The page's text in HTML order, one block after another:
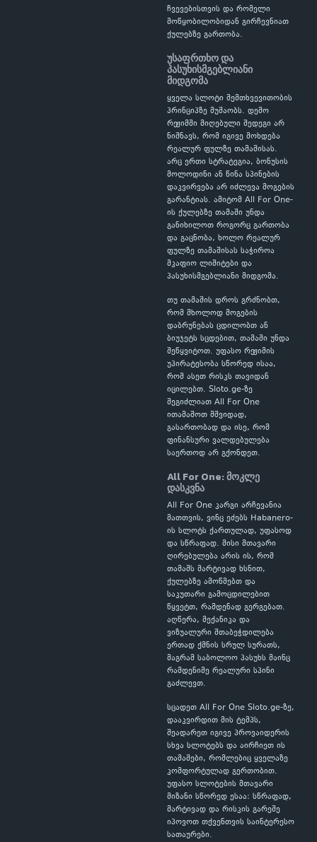
ჩვევებისთვის და რომელი
მოწყობილობიდან გირჩევნიათ
ქულებზე გართობა.
უსაფრთხო და
პასუხისმგებლიანი
მიდგომა
ყველა სლოტი შემთხვევითობის
პრინციპზე მუშაობს. დემო
რეჟიმში მიღებული შედეგი არ
ნიშნავს, რომ იგივე მოხდება
რეალურ ფულზე თამაშისას.
არც ერთი სტრატეგია, ბონუსის
მოლოდინი ან წინა სპინების
დაკვირვება არ იძლევა მოგების
გარანტიას. ამიტომ All For One-
ის ქულებზე თამაში უნდა
განიხილოთ როგორც გართობა
და გაცნობა, ხოლო რეალურ
ფულზე თამაშისას საჭიროა
მკაფიო ლიმიტები და
პასუხისმგებლიანი მიდგომა.
თუ თამაშის დროს გრძნობთ,
რომ მხოლოდ მოგების
დაბრუნებას ცდილობთ ან
ბიუჯეტს სცდებით, თამაში უნდა
შეწყვიტოთ. უფასო რეჟიმის
უპირატესობა სწორედ ისაა,
რომ ასეთ რისკს თავიდან
იცილებთ. Sloto.ge-ზე
შეგიძლიათ All For One
ითამაშოთ მშვიდად,
გასართობად და ისე, რომ
ფინანსური ვალდებულება
საერთოდ არ გქონდეთ.
All For One: მოკლე
დასკვნა
All For One კარგი არჩევანია
მათთვის, ვინც ეძებს Habanero-
ის სლოტს ქართულად, უფასოდ
და სწრაფად. მისი მთავარი
ღირებულება არის ის, რომ
თამაშს მარტივად ხსნით,
ქულებზე ამოწმებთ და
საკუთარი გამოცდილებით
წყვეტთ, რამდენად გერგებათ.
აღწერა, მექანიკა და
ვიზუალური შთაბეჭდილება
ერთად ქმნის სრულ სურათს,
მაგრამ საბოლოო პასუხს მაინც
რამდენიმე რეალური სპინი
გაძლევთ.
სცადეთ All For One Sloto.ge-ზე,
დააკვირდით მის ტემპს,
შეადარეთ იგივე პროვაიდერის
სხვა სლოტებს და აირჩიეთ ის
თამაშები, რომლებიც ყველაზე
კომფორტულად გერთობით.
უფასო სლოტების მთავარი
მიზანი სწორედ ესაა: სწრაფად,
მარტივად და რისკის გარეშე
იპოვოთ თქვენთვის საინტერესო
სათაურები.